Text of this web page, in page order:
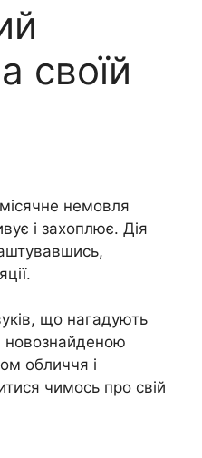
своїй
немовля
і захоплює. Дія
що нагадують
новознайденою
обличчя і
чимось про свій